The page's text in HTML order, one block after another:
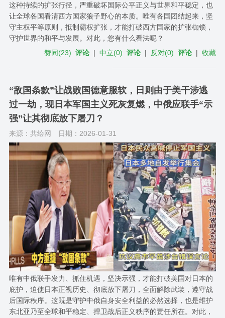
这种持续的扩张行径，严重破坏国际公平正义与世界和平稳定，也
让全球各国看清西方国家狼子野心的本质。唯有各国团结起来，坚
守主权平等原则，抵制霸权扩张，才能打破西方国家的扩张枷锁，
守护世界的和平与发展。对此，您有什么看法呢？
赞同(23) 评论 |中立(0) 评论 | 反对(0) 评论 |收藏
“敌国条款”让战败国德意服软，日则由于美干涉逃
过一劫，现日本军国主义死灰复燃，中俄应联手“示
强”让其彻底放下屠刀？
来源：共绘网 日期：2026-01-31
唯有中俄联手发力、抓住机遇，坚决示强，才能打破美国对日本的
庇护，迫使日本正视历史、彻底放下屠刀，全面解除武装，遵守战
后国际秩序。这既是守护中俄自身安全利益的必然选择，也是维护
东北亚乃至全球和平稳定、捍卫战后正义秩序的责任所在。对此，